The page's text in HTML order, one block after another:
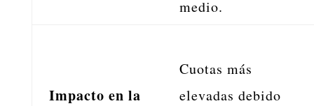
medio.
Impacto en la
Cuotas más
elevadas debido